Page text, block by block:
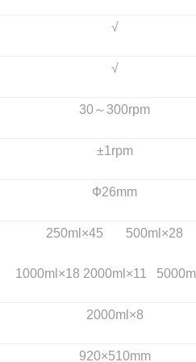
√
√
30～300rpm
±1rpm
Ф26mm
250ml×45 500ml×28
1000ml×18 2000ml×11
2000ml×8
920×510mm